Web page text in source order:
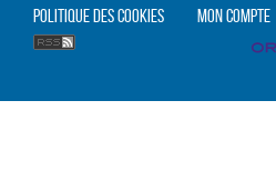
Politique des cookies
Mon compte